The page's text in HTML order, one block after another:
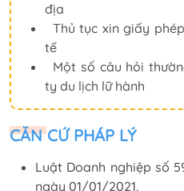
địa
Thủ tục xin giấy
tế
Một số câu hỏi
ty du lịch lữ hành
CĂN CỨ PHÁP LÝ
Luật Doanh nghiệp số
ngày 01/01/2021.